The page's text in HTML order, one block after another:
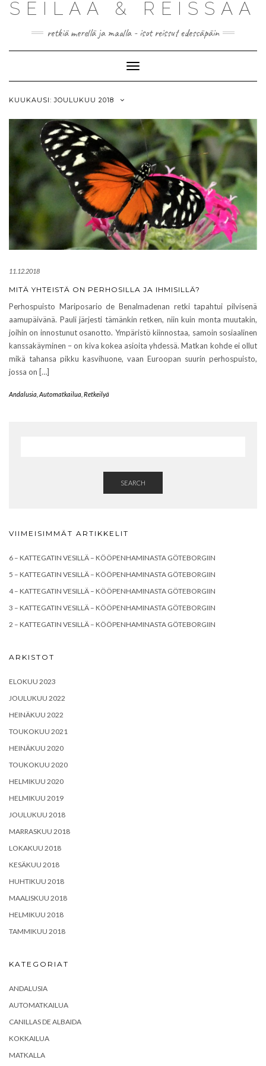
SEILAA & REISSAA
retkiä merellä ja maalla - isot reissut edessäpäin
Toggle
Navigation
KUUKAUSI:JOULUKUU 2018
11.12.2018
MITÄ YHTEISTÄ ON PERHOSILLA JA IHMISILLÄ?
Perhospuisto Mariposario de Benalmadenan retki tapahtui pilvisenä
aamupäivänä. Pauli järjesti tämänkin retken, niin kuin monta muutakin,
joihin on innostunut osanotto. Ympäristö kiinnostaa, samoin sosiaalinen
kanssakäyminen – on kiva kokea asioita yhdessä. Matkan kohde ei ollut
mikä tahansa pikku kasvihuone, vaan Euroopan suurin perhospuisto,
jossa on […]
Andalusia Automatkailua Retkeilyä
SEARCH
VIIMEISIMMÄT ARTIKKELIT
6 – KATTEGATIN VESILLÄ – KÖÖPENHAMINASTA GÖTEBORGIIN
5 – KATTEGATIN VESILLÄ – KÖÖPENHAMINASTA GÖTEBORGIIN
4 – KATTEGATIN VESILLÄ – KÖÖPENHAMINASTA GÖTEBORGIIN
3 – KATTEGATIN VESILLÄ – KÖÖPENHAMINASTA GÖTEBORGIIN
2 – KATTEGATIN VESILLÄ – KÖÖPENHAMINASTA GÖTEBORGIIN
ARKISTOT
ELOKUU 2023
JOULUKUU 2022
HEINÄKUU 2022
TOUKOKUU 2021
HEINÄKUU 2020
TOUKOKUU 2020
HELMIKUU 2020
HELMIKUU 2019
JOULUKUU 2018
MARRASKUU 2018
LOKAKUU 2018
KESÄKUU 2018
HUHTIKUU 2018
MAALISKUU 2018
HELMIKUU 2018
TAMMIKUU 2018
KATEGORIAT
ANDALUSIA
AUTOMATKAILUA
CANILLAS DE ALBAIDA
KOKKAILUA
MATKALLA